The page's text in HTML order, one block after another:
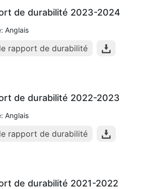
de durabilité 2023-2024
Anglais
rapport de durabilité
de durabilité 2022-2023
Anglais
rapport de durabilité
de durabilité 2021-2022